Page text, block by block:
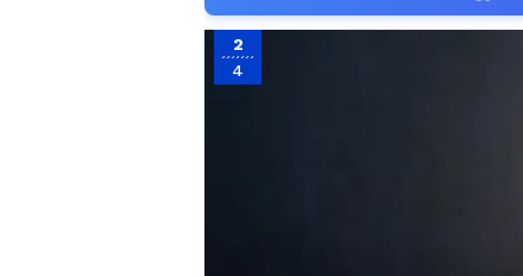
2
4